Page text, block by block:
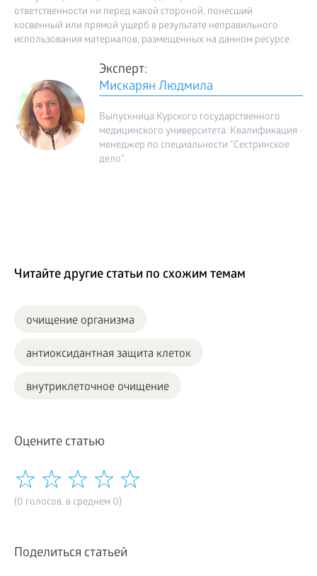
ответственности ни перед какой стороной, понесший
косвенный или прямой ущерб в результате неправильного
использования материалов, размещенных на данном ресурсе.
Эксперт:
Мискарян Людмила
Выпускница Курского государственного
медицинского университета. Квалификация -
менеджер по специальности "Сестринское
дело".
Читайте другие статьи по схожим темам
очищение организма
антиоксидантная защита клеток
внутриклеточное очищение
Оцените статью
(0 голосов, в среднем 0)
Поделиться статьей